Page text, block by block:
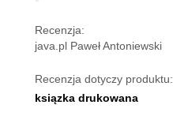
Recenzja:
java.pl Paweł Antoniewski
Recenzja dotyczy produktu:
ksiązka drukowana